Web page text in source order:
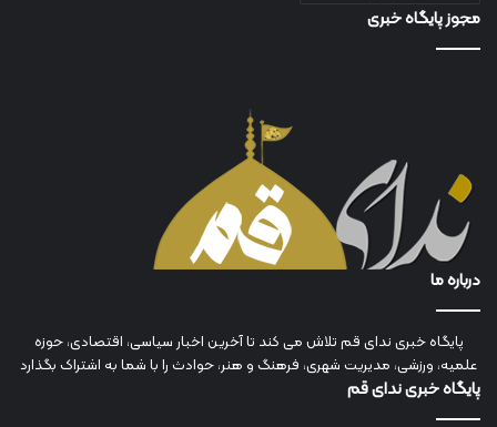
مجوز پایگاه خبری
درباره ما
پایگاه خبری ندای قم تلاش می کند تا آخرین اخبار سیاسی، اقتصادی، حوزه
علمیه، ورزشی، مدیریت شهری، فرهنگ و هنر، حوادث را با شما به اشتراک بگذارد
پایگاه خبری ندای قم